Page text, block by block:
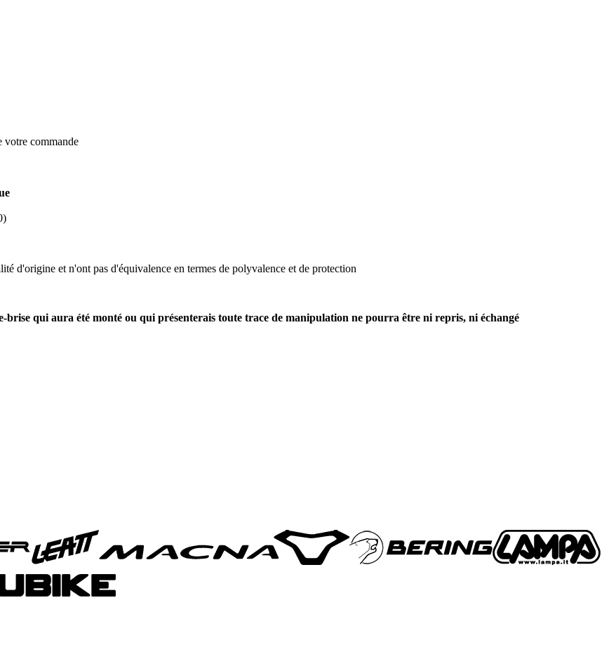
votre commande
d'origine et n'ont pas d'équivalence en termes de polyvalence et de protection
brise qui aura été monté ou qui présenterais toute trace de manipulation ne pourra être ni repris, ni échangé